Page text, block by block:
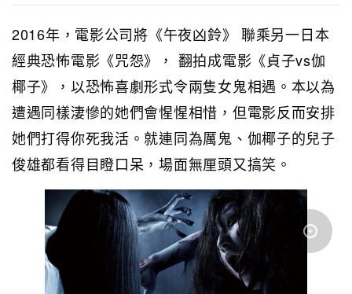
2016年，電影公司將《午夜凶鈴》 聯乘另一日本
經典恐怖電影《咒怨》， 翻拍成電影《貞子vs伽
椰子》，以恐怖喜劇形式令兩隻女鬼相遇。本以為
遭遇同樣淒慘的她們會惺惺相惜，但電影反而安排
她們打得你死我活。就連同為厲鬼、伽椰子的兒子
俊雄都看得目瞪口呆，場面無厘頭又搞笑。